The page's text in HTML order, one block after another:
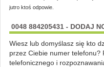
jutro ktoś odpowie.
0048 884205431 - DODAJ
Wiesz lub domyślasz się kto
przez Ciebie numer telefonu?
telefonicznego i